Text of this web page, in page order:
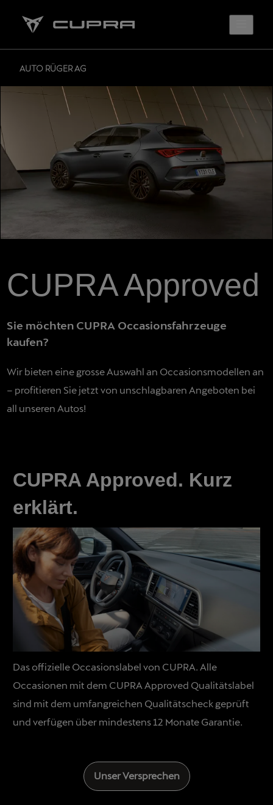
AUTO RÜGER AG
CUPRA Approved
Sie möchten CUPRA Occasionsfahrzeuge
kaufen?
Wir bieten eine grosse Auswahl an Occasionsmodellen an
– profitieren Sie jetzt von unschlagbaren Angeboten bei
all unseren Autos!
CUPRA Approved. Kurz
erklärt.
Das offizielle Occasionslabel von CUPRA. Alle
Occasionen mit dem CUPRA Approved Qualitätslabel
sind mit dem umfangreichen Qualitätscheck geprüft
und verfügen über mindestens 12 Monate Garantie.
Unser Versprechen